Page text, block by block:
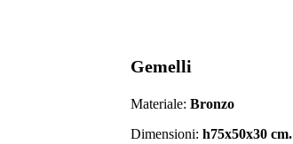
Gemelli
Materiale: Bronzo
Dimensioni: h75x50x30 cm.